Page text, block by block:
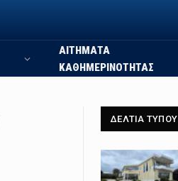
ΑΙΤΗΜΑΤΑ
ΚΑΘΗΜΕΡΙΝΟΤΗΤΑΣ
ΔΕΛΤΙΑ ΤΥΠΟΥ